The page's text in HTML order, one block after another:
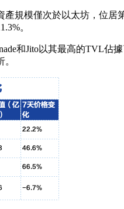
規模僅次於以太坊，位居
。
和Jito以其最高的TVL佔